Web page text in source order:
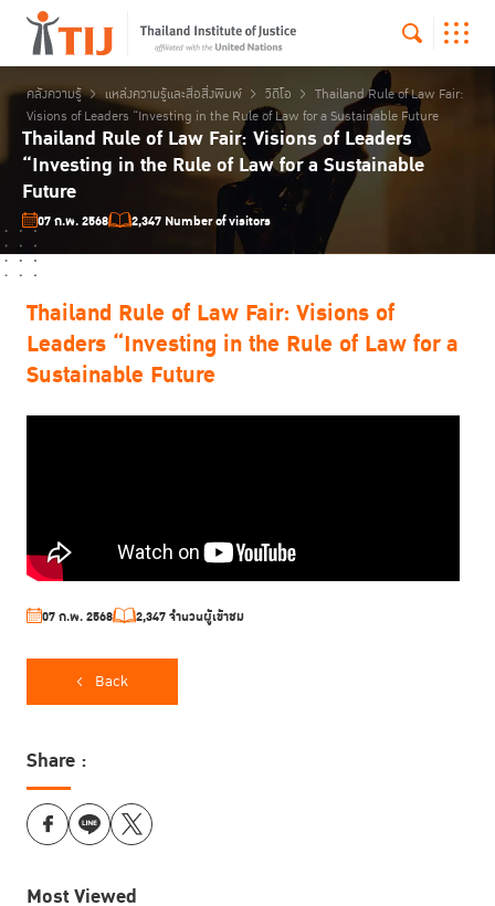
คลังความรู้ แหล่งความรู้และสื่อสิ่งพิมพ์ วิดีโอ
Thailand Rule of Law Fair:
Visions of Leaders “Investing in the Rule of Law for a Sustainable Future
Thailand Rule of Law Fair: Visions of Leaders
“Investing in the Rule of Law for a Sustainable
Future
07 ก.พ. 2568 2,347 Number of visitors
Thailand Rule of Law Fair: Visions of
Leaders “Investing in the Rule of Law for a
Sustainable Future
07 ก.พ. 2568 2,347 จำนวนผู้เข้าชม
Back
Share :
Most Viewed